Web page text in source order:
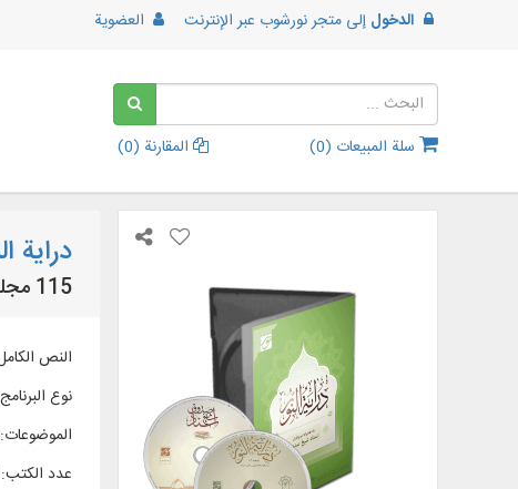
الدخول إلى متجر نورشوب عبر الإنترنت العضوية
سلة المبيعات (0
) المقارنة (0
)
دراية
115 مجلداً من الكتب الرجالية، والحديثية، وقواميس اللغة، بالإضافة إلى آثار الشيخ الصدوق
النص الكامل لـ 31 مجلدا من كتب علم الرجال ،55 مجلدا من الكتب الحديثية، 29 مجلدا من القواميس
نوع البرنامج
الموضوعات:
عدد الكتب: